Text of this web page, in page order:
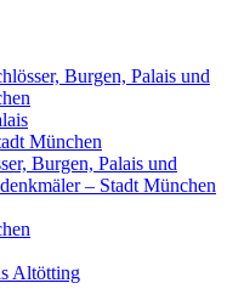
Burgen, Palais und
München
Burgen, Palais und
– Stadt München
Altötting